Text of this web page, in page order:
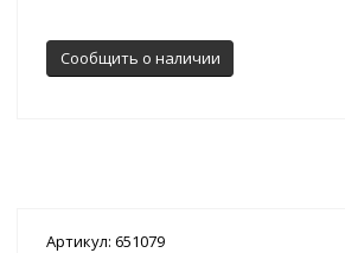
Сообщить о наличии
Артикул: 651079